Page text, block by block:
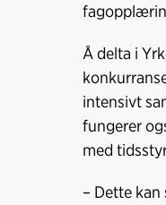
Å delta i
intensivt
fungerer
med
– Dette